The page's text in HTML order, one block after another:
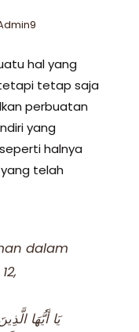
hal yang
tetap saja
perbuatan
yang
halnya
telah
dalam
يَا أَيُّهَا